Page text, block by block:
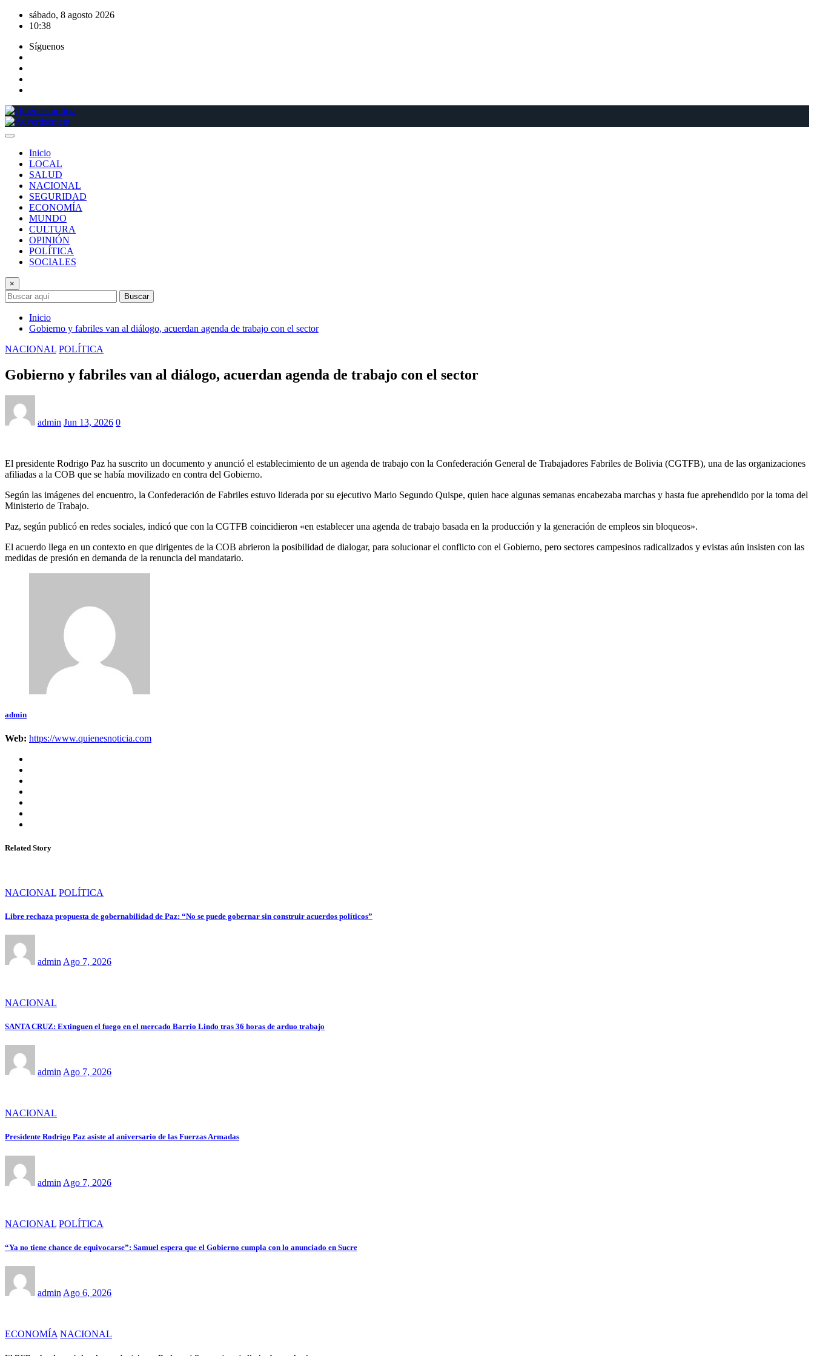
Saltar
sábado, 8 agosto 2026
10:38
Síguenos
Inicio
LOCAL
SALUD
NACIONAL
SEGURIDAD
ECONOMÍA
MUNDO
CULTURA
OPINIÓN
POLÍTICA
SOCIALES
×
Buscar
Inicio
Gobierno y fabriles van al diálogo, acuerdan agenda de trabajo con el sector
NACIONAL POLÍTICA
Gobierno y fabriles van al diálogo, acuerdan agenda de trabajo con el sector
admin Jun 13, 2026 0
El presidente Rodrigo Paz ha suscrito un documento y anunció el establecimiento de un agenda de trabajo con la Confederación General de Trabajadores Fabriles de Bolivia (CGTFB), una de las organizaciones
afiliadas a la COB que se había movilizado en contra del Gobierno.
Según las imágenes del encuentro, la Confederación de Fabriles estuvo liderada por su ejecutivo Mario Segundo Quispe, quien hace algunas semanas encabezaba marchas y hasta fue aprehendido por la toma del
Ministerio de Trabajo.
Paz, según publicó en redes sociales, indicó que con la CGTFB coincidieron «en establecer una agenda de trabajo basada en la producción y la generación de empleos sin bloqueos».
El acuerdo llega en un contexto en que dirigentes de la COB abrieron la posibilidad de dialogar, para solucionar el conflicto con el Gobierno, pero sectores campesinos radicalizados y evistas aún insisten con las
medidas de presión en demanda de la renuncia del mandatario.
admin
Web: https://www.quienesnoticia.com
Related Story
NACIONAL POLÍTICA
Libre rechaza propuesta de gobernabilidad de Paz: “No se puede gobernar sin construir acuerdos políticos”
admin Ago 7, 2026
NACIONAL
SANTA CRUZ: Extinguen el fuego en el mercado Barrio Lindo tras 36 horas de arduo trabajo
admin Ago 7, 2026
NACIONAL
Presidente Rodrigo Paz asiste al aniversario de las Fuerzas Armadas
admin Ago 7, 2026
NACIONAL POLÍTICA
“Ya no tiene chance de equivocarse”: Samuel espera que el Gobierno cumpla con lo anunciado en Sucre
admin Ago 6, 2026
ECONOMÍA NACIONAL